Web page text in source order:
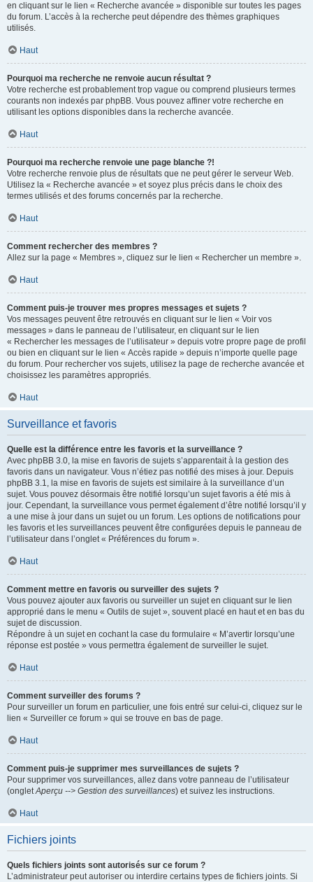
en cliquant sur le lien « Recherche avancée » disponible sur toutes les pages
du forum. L’accès à la recherche peut dépendre des thèmes graphiques
utilisés.
Haut
Pourquoi ma recherche ne renvoie aucun résultat ?
Votre recherche est probablement trop vague ou comprend plusieurs termes
courants non indexés par phpBB. Vous pouvez affiner votre recherche en
utilisant les options disponibles dans la recherche avancée.
Haut
Pourquoi ma recherche renvoie une page blanche ?!
Votre recherche renvoie plus de résultats que ne peut gérer le serveur Web.
Utilisez la « Recherche avancée » et soyez plus précis dans le choix des
termes utilisés et des forums concernés par la recherche.
Haut
Comment rechercher des membres ?
Allez sur la page « Membres », cliquez sur le lien « Rechercher un membre ».
Haut
Comment puis-je trouver mes propres messages et sujets ?
Vos messages peuvent être retrouvés en cliquant sur le lien « Voir vos
messages » dans le panneau de l’utilisateur, en cliquant sur le lien
« Rechercher les messages de l’utilisateur » depuis votre propre page de profil
ou bien en cliquant sur le lien « Accès rapide » depuis n’importe quelle page
du forum. Pour rechercher vos sujets, utilisez la page de recherche avancée et
choisissez les paramètres appropriés.
Haut
Surveillance et favoris
Quelle est la différence entre les favoris et la surveillance ?
Avec phpBB 3.0, la mise en favoris de sujets s’apparentait à la gestion des
favoris dans un navigateur. Vous n’étiez pas notifié des mises à jour. Depuis
phpBB 3.1, la mise en favoris de sujets est similaire à la surveillance d’un
sujet. Vous pouvez désormais être notifié lorsqu’un sujet favoris a été mis à
jour. Cependant, la surveillance vous permet également d’être notifié lorsqu’il y
a une mise à jour dans un sujet ou un forum. Les options de notifications pour
les favoris et les surveillances peuvent être configurées depuis le panneau de
l’utilisateur dans l’onglet « Préférences du forum ».
Haut
Comment mettre en favoris ou surveiller des sujets ?
Vous pouvez ajouter aux favoris ou surveiller un sujet en cliquant sur le lien
approprié dans le menu « Outils de sujet », souvent placé en haut et en bas du
sujet de discussion.
Répondre à un sujet en cochant la case du formulaire « M’avertir lorsqu’une
réponse est postée » vous permettra également de surveiller le sujet.
Haut
Comment surveiller des forums ?
Pour surveiller un forum en particulier, une fois entré sur celui-ci, cliquez sur le
lien « Surveiller ce forum » qui se trouve en bas de page.
Haut
Comment puis-je supprimer mes surveillances de sujets ?
Pour supprimer vos surveillances, allez dans votre panneau de l’utilisateur
(ongletAperçu --> Gestion des surveillances) et suivez les instructions.
Haut
Fichiers joints
Quels fichiers joints sont autorisés sur ce forum ?
L’administrateur peut autoriser ou interdire certains types de fichiers joints. Si